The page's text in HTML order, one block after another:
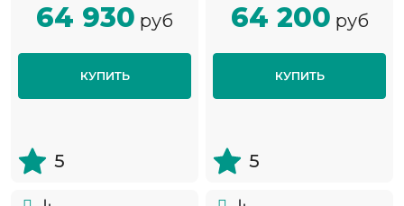
64 930 руб
КУПИТЬ
5
64 200 руб
КУПИТЬ
5